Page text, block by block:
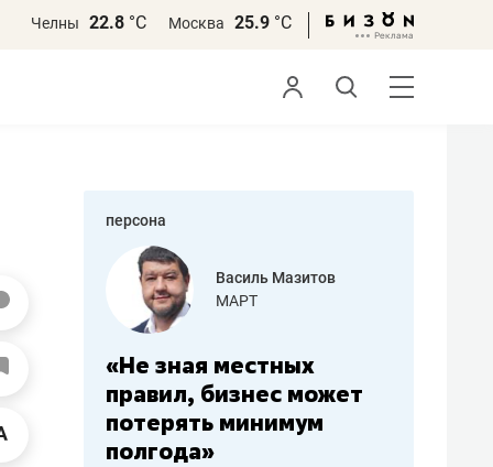
Челны 22.8 °С Москва 25.9 °С
персона
работа
Василь Мазитов
МАРТ
«Не зная местных
правил, бизнес может
потерять минимум
полгода»